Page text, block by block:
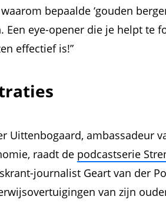
bepaalde ‘gouden
Een eye-opener die je helpt te
effectief is!”
Uittenbogaard, ambassadeur
raadt de podcastserie
journalist Geart van der
van zijn